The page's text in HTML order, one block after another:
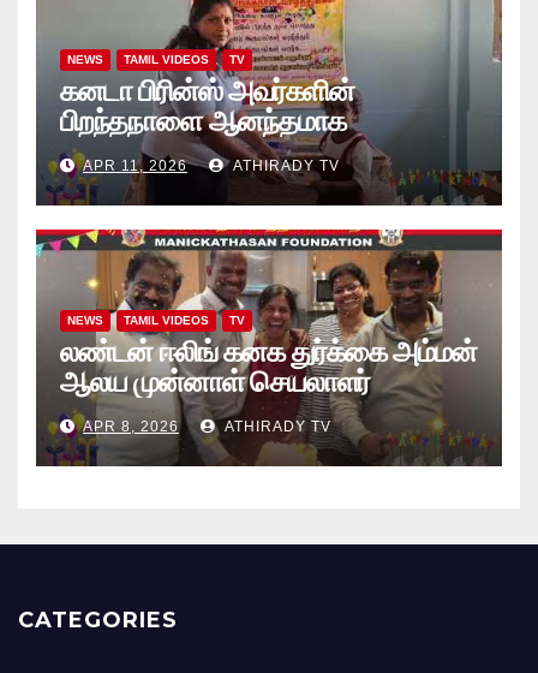
NEWS TAMIL VIDEOS TV
கனடா பிரின்ஸ் அவர்களின்
பிறந்தநாளை ஆனந்தமாக
கொண்டாடினார்கள் தாயக உறவுகள்..
(வீடியோ)
APR 11, 2026 ATHIRADY TV
NEWS TAMIL VIDEOS TV
லண்டன் ஈலிங் கனக துர்க்கை அம்மன்
ஆலய முன்னாள் செயலாளர்
புங்குடுதீவு கண்ணன் பிறந்தநாள்
நிகழ்வு
APR 8, 2026 ATHIRADY TV
CATEGORIES